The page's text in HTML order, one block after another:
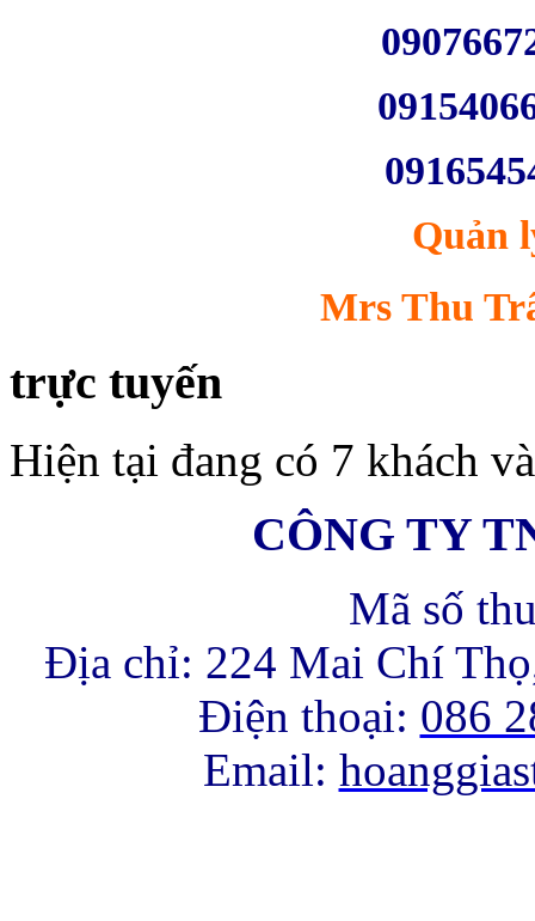
Quản
Mrs Thu
trực tuyến
Hiện tại đang có 7 khách
CÔNG TY
Mã số
Địa chỉ: 224 Mai Chí
Điện thoại: 086
Email: